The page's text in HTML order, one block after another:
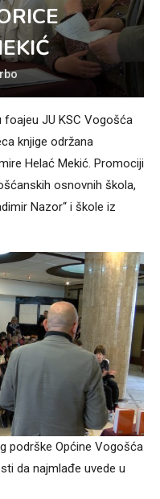
foajeu JU KSC Vogošća
knjige održana
Helać Mekić. Promociji
osnovnih škola,
Nazor“ i škole iz
podrške Općine Vogošća
da najmlađe uvede u